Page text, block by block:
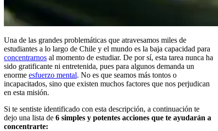
Una de las grandes problemáticas que atravesamos miles de
estudiantes a lo largo de Chile y el mundo es la baja capacidad para
concentrarnos al momento de estudiar. De por sí, esta tarea nunca ha
sido gratificante ni entretenida, pues para algunos demanda un
enorme esfuerzo mental. No es que seamos más tontos o
incapacitados, sino que existen muchos factores que nos perjudican
en esta misión.
Si te sentiste identificado con esta descripción, a continuación te
dejo una lista de 6 simples y potentes acciones que te ayudarán a
concentrarte: